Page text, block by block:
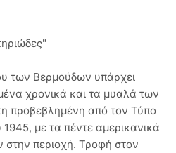
των Βερμούδων υπάρχει
χρονικά και τα μυαλά των
προβεβλημένη από τον Τύπο
με τα πέντε αμερικανικά
περιοχή. Τροφή στον